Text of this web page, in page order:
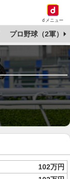
dメニュー
プロ野球（2軍）
102万円